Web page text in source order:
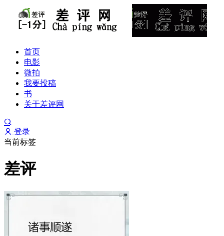
首页
电影
微拍
我要投稿
书
关于差评网
登录
当前标签
差评